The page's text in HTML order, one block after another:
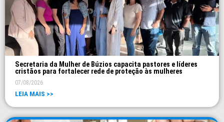
Secretaria da Mulher de Búzios capacita pastores e líderes
cristãos para fortalecer rede de proteção às mulheres
07/08/2026
LEIA MAIS >>